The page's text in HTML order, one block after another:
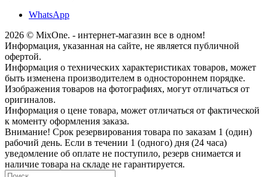
WhatsApp
2026 © MixOne. - интернет-магазин все в одном!
Информация, указанная на сайте, не является публичной
офертой.
Информация о технических характеристиках товаров, может
быть изменена производителем в одностороннем порядке.
Изображения товаров на фотографиях, могут отличаться от
оригиналов.
Информация о цене товара, может отличаться от фактической
к моменту оформления заказа.
Внимание! Срок резервирования товара по заказам 1 (один)
рабочий день. Если в течении 1 (одного) дня (24 часа)
уведомление об оплате не поступило, резерв снимается и
наличие товара на складе не гарантируется.